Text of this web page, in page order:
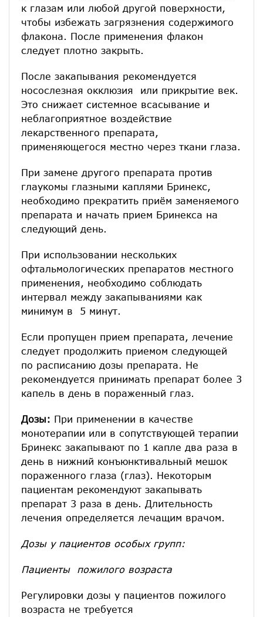
к глазам или любой другой поверхности,
чтобы избежать загрязнения содержимого
флакона. После применения флакон
следует плотно закрыть.
После закапывания рекомендуется
носослезная окклюзия или прикрытие век.
Это снижает системное всасывание и
неблагоприятное воздействие
лекарственного препарата,
применяющегося местно через ткани глаза.
При замене другого препарата против
глаукомы глазными каплями Бринекс,
необходимо прекратить приём заменяемого
препарата и начать прием Бринекса на
следующий день.
При использовании нескольких
офтальмологических препаратов местного
применения, необходимо соблюдать
интервал между закапываниями как
минимум в 5 минут.
Если пропущен прием препарата, лечение
следует продолжить приемом следующей
по расписанию дозы препарата. Не
рекомендуется принимать препарат более 3
капель в день в пораженный глаз.
Дозы: При применении в качестве
монотерапии или в сопутствующей терапии
Бринекс закапывают по 1 капле два раза в
день в нижний конъюнктивальный мешок
пораженного глаза (глаз). Некоторым
пациентам рекомендуют закапывать
препарат 3 раза в день. Длительность
лечения определяется лечащим врачом.
Дозы у пациентов особых групп:
Пациенты пожилого возраста
Регулировки дозы у пациентов пожилого
возраста не требуется